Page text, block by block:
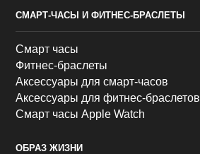
СМАРТ-ЧАСЫ И ФИТНЕС-БРАСЛЕТЫ
Смарт часы
Фитнес-браслеты
Аксессуары для смарт-часов
Аксессуары для фитнес-браслетов
Смарт часы Apple Watch
ОБРАЗ ЖИЗНИ